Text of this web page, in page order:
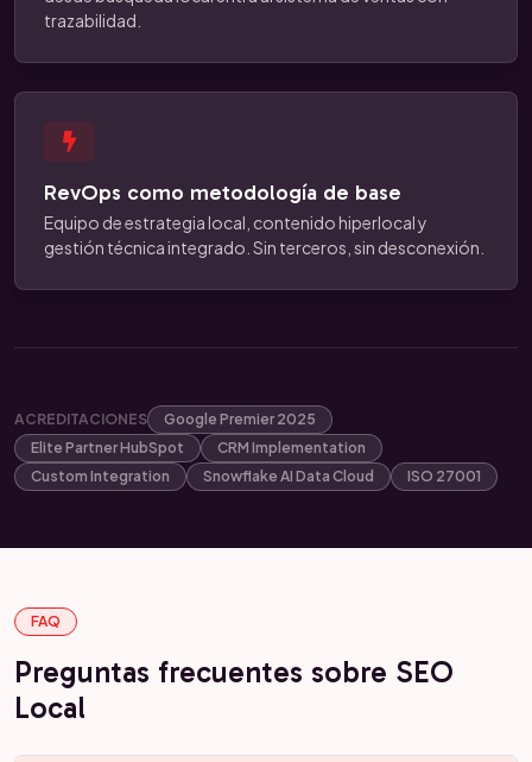
trazabilidad.
RevOps como metodología de base
Equipo de estrategia local, contenido hiperlocal y
gestión técnica integrado. Sin terceros, sin desconexión.
ACREDITACIONES
Google Premier 2025
Elite Partner HubSpot
CRM Implementation
Custom Integration
Snowflake AI Data Cloud ISO 27001
FAQ
Preguntas frecuentes sobre SEO
Local